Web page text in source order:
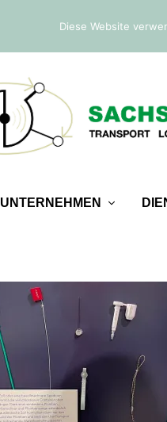
Befreiung von der
UNTERNEHMEN
Diese Website